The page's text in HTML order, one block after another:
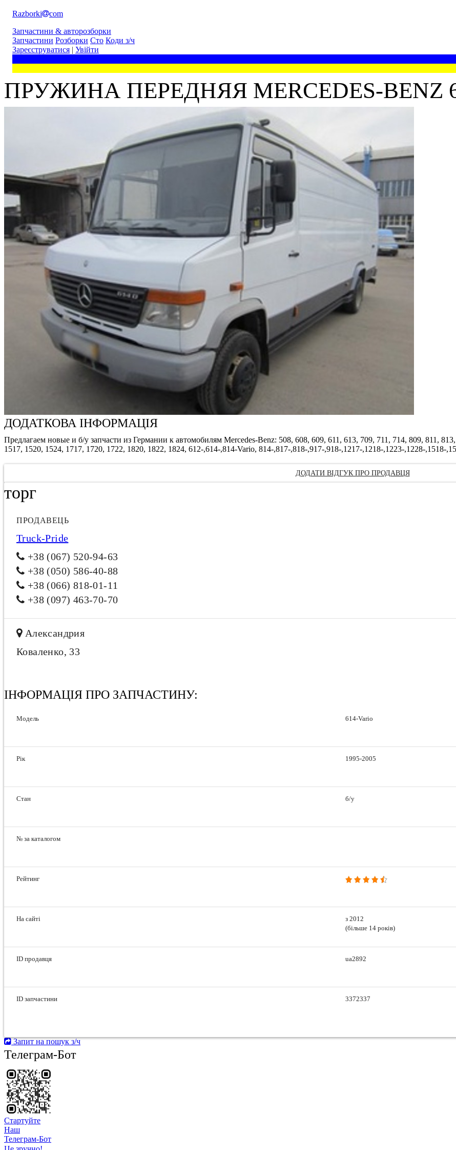
Razborki
com
Запчастини & авторозборки
Запчастини Розборки Сто Коди з/ч
Зареєструватися | Увійти
ПРУЖИНА ПЕРЕДНЯЯ MERCEDES-BENZ
ДОДАТКОВА ІНФОРМАЦІЯ
Предлагаем новые и б/у запчасти из Германии к автомобилям Mercedes-Benz: 508, 608, 609, 611, 613, 709, 711, 714, 809, 811,
1517, 1520, 1524, 1717, 1720, 1722, 1820, 1822, 1824, 612-,614-,814-Vario, 814-,817-,818-,917-,918-,1217-,1218-,1223-,1228-,1518-
ДОДАТИ ВІДГУК ПРО ПРОДАВЦЯ
торг
ПРОДАВЕЦЬ
Truck-Pride
+38 (067) 520-94-63
+38 (050) 586-40-88
+38 (066) 818-01-11
+38 (097) 463-70-70
Александрия
Коваленко, 33
ІНФОРМАЦІЯ ПРО ЗАПЧАСТИНУ:
Модель 614-Vario
Рік 1995-2005
Стан б/у
№ за каталогом
Рейтинг
На сайті
з 2012
(більше 14 років)
ID продавця ua2892
ID запчастини 3372337
Запит на пошук з/ч
Телеграм-Бот
Стартуйте
Hаш
Телеграм-Бот